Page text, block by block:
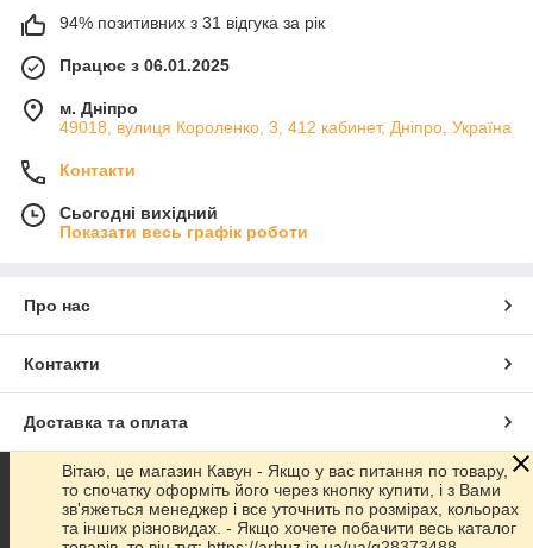
94% позитивних з 31 відгука за рік
Працює з 06.01.2025
м. Дніпро
49018, вулиця Короленко, 3, 412 кабинет, Дніпро, Україна
Контакти
Сьогодні вихідний
Показати весь графік роботи
Про нас
Контакти
Доставка та оплата
Графік роботи
Повна версія сайту
Вітаю, це магазин Кавун - Якщо у вас питання по товару,
то спочатку оформіть його через кнопку купити, і з Вами
зв'яжеться менеджер і все уточнить по розмірах, кольорах
та інших різновидах. - Якщо хочете побачити весь каталог